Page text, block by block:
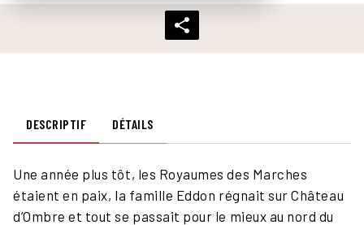
DESCRIPTIF DÉTAILS
Une année plus tôt, les Royaumes des Marches
étaient en paix, la famille Eddon régnait sur Château
d’Ombre et tout se passait pour le mieux au nord du